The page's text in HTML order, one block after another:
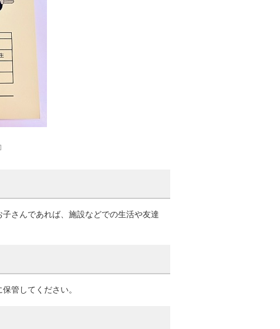
さんであれば、施設などでの生活や友達
管してください。